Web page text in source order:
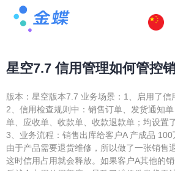
星空7.7 信用管理如何管控
版本：星空版本7.7 业务场景：1、启用了信
2、信用检查规则中：销售订单、发货通知
单、应收单、收款单、收款退款单；均设置
3、业务流程：销售出库给客户A 产成品
由于产品需要退货维修，所以做了一张销售
这时信用占用就会释放。如果客户A其他的